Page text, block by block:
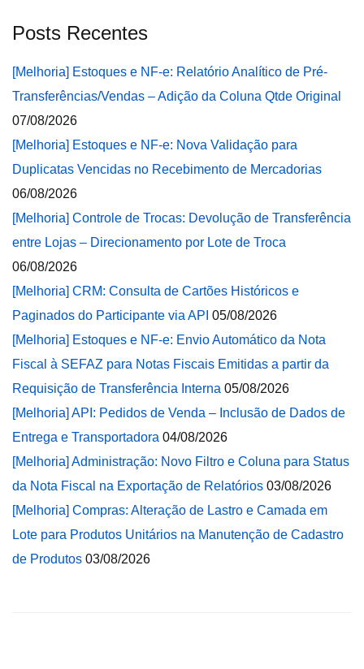
Posts Recentes
[Melhoria] Estoques e NF-e: Relatório Analítico de Pré-
Transferências/Vendas – Adição da Coluna Qtde Original
07/08/2026
[Melhoria] Estoques e NF-e: Nova Validação para
Duplicatas Vencidas no Recebimento de Mercadorias
06/08/2026
[Melhoria] Controle de Trocas: Devolução de Transferência
entre Lojas – Direcionamento por Lote de Troca
06/08/2026
[Melhoria] CRM: Consulta de Cartões Históricos e
Paginados do Participante via API 05/08/2026
[Melhoria] Estoques e NF-e: Envio Automático da Nota
Fiscal à SEFAZ para Notas Fiscais Emitidas a partir da
Requisição de Transferência Interna 05/08/2026
[Melhoria] API: Pedidos de Venda – Inclusão de Dados de
Entrega e Transportadora 04/08/2026
[Melhoria] Administração: Novo Filtro e Coluna para Status
da Nota Fiscal na Exportação de Relatórios 03/08/2026
[Melhoria] Compras: Alteração de Lastro e Camada em
Lote para Produtos Unitários na Manutenção de Cadastro
de Produtos 03/08/2026